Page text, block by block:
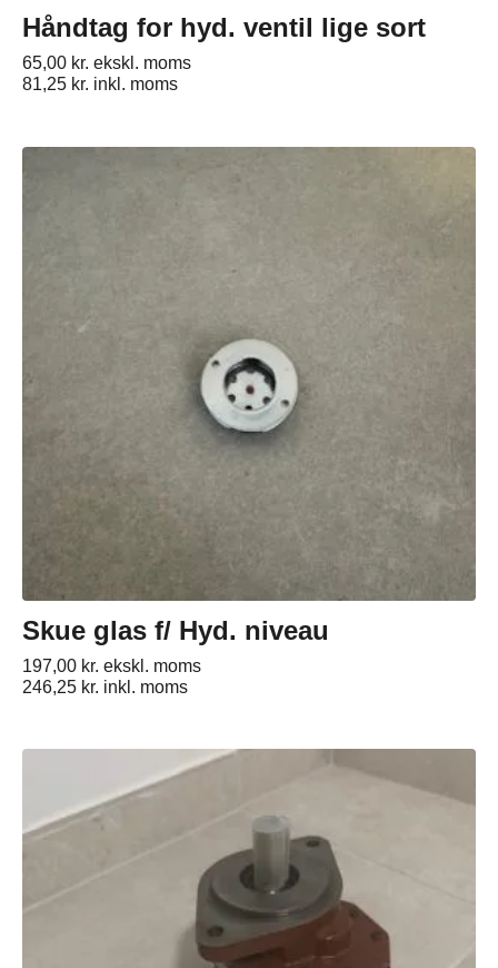
Håndtag for hyd. ventil lige sort
65,00 kr. ekskl. moms
81,25 kr. inkl. moms
Skue glas f/ Hyd. niveau
197,00 kr. ekskl. moms
246,25 kr. inkl. moms